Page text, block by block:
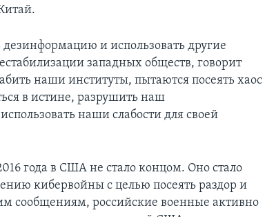
дезинформацию и использовать другие
западных обществ, говорит
наши институты, пытаются посеять хаос
в истине, разрушить наш
наши слабости для своей
года в США не стало концом. Оно стало
кибервойны с целью посеять раздор и
сообщениям, российские военные активно